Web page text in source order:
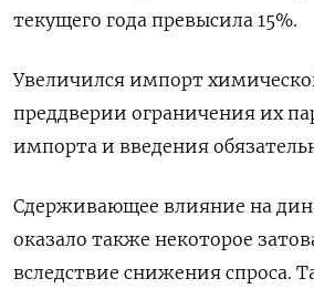
текущего года превысила 15%.
Увеличился импорт
преддверии ограничения их
импорта и введения
Сдерживающее влияние на
оказало также некоторое
вследствие снижения спроса.